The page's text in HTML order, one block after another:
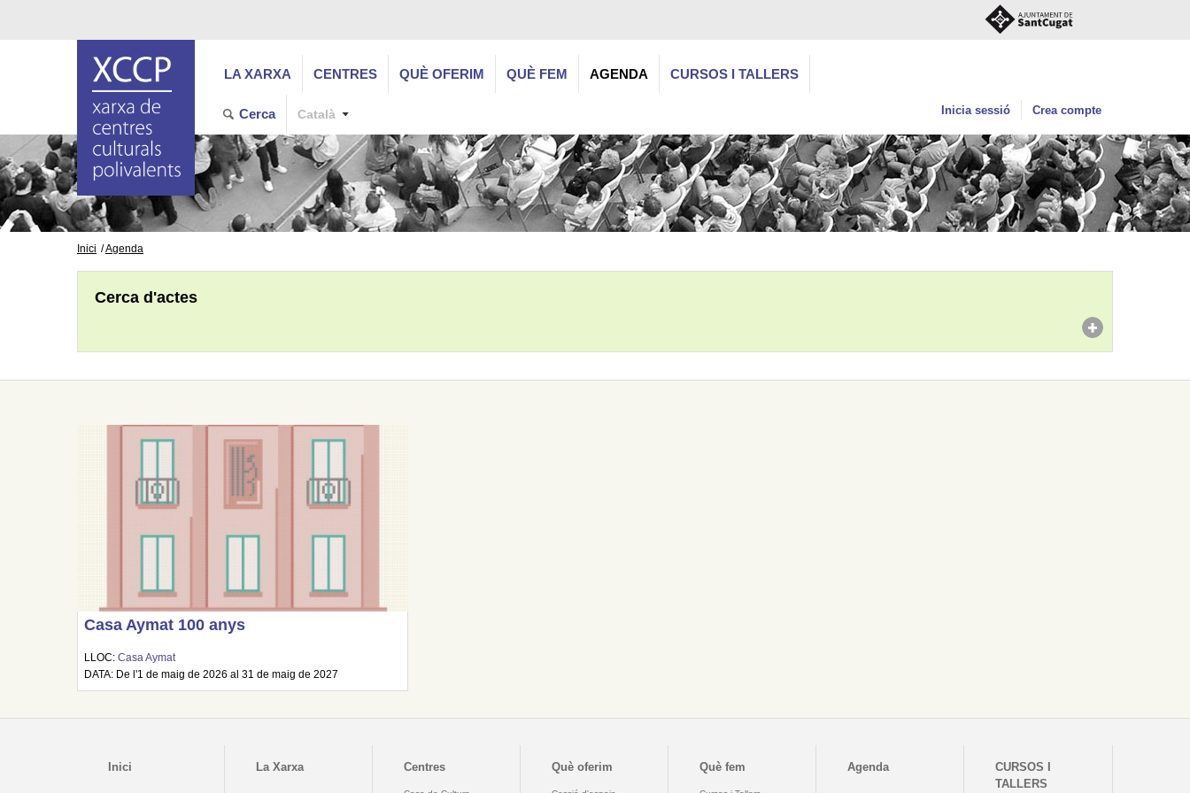
LA XARXA CENTRES QUÈ OFERIM QUÈ FEM AGENDA CURSOS I TALLERS
Cerca Català Inicia sessió Crea compte
Inici Agenda
Cerca d'actes
Casa Aymat 100 anys
LLOC:Casa Aymat
DATA: De l'1 de maig de 2026 al 31 de maig de 2027
Inici La Xarxa Centres Què oferim Què fem Agenda
CURSOS I
TALLERS